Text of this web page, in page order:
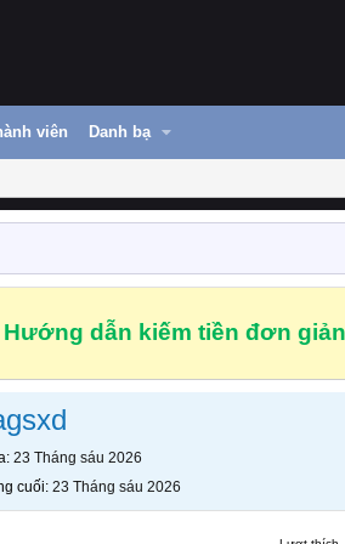
viên Danh bạ
Hướng dẫn kiếm tiền đơn
23 Tháng sáu 2026
cuối 23 Tháng sáu 2026